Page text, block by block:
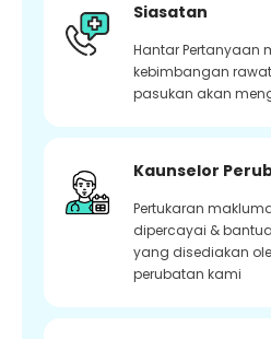
Siasatan
Hantar Pertanyaan
kebimbangan
pasukan akan
Kaunselor
Pertukaran
dipercayai &
yang disediakan
perubatan kami